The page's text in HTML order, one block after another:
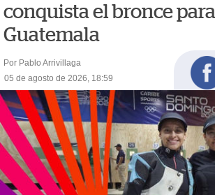
conquista el bronce para
Guatemala
Por Pablo Arrivillaga
05 de agosto de 2026, 18:59